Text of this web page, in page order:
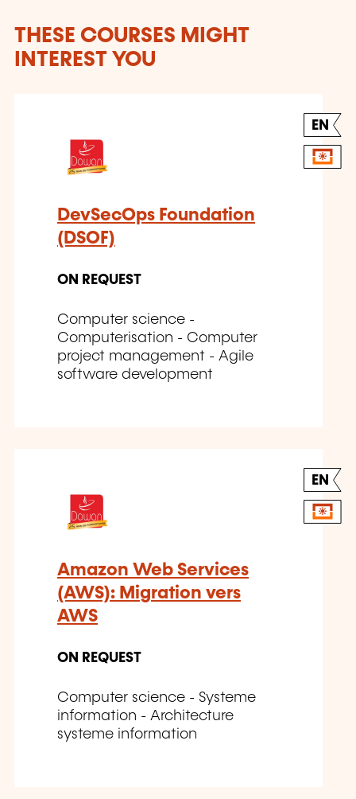
THESE COURSES MIGHT
INTEREST YOU
EN
DevSecOps Foundation
(DSOF)
ON REQUEST
Computer science -
Computerisation - Computer
project management - Agile
software development
EN
Amazon Web Services
(AWS): Migration vers
AWS
ON REQUEST
Computer science - Systeme
information - Architecture
systeme information